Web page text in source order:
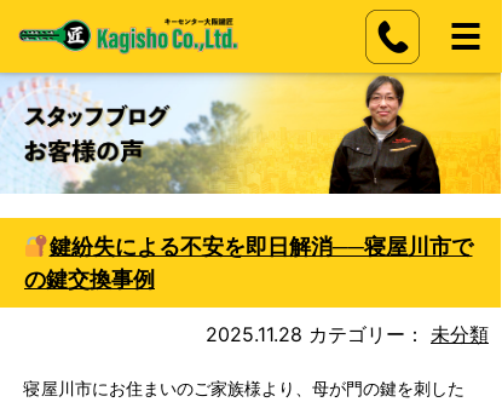
鍵紛失による不安を即日解消──寝屋川市で
の鍵交換事例
2025.11.28 カテゴリー： 未分類
寝屋川市にお住まいのご家族様より、母が門の鍵を刺した